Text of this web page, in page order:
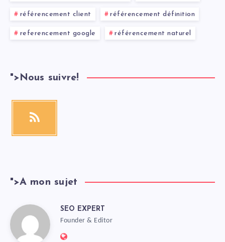
référencement client référencement définition
referencement google référencement naturel
">Nous suivre!
">A mon sujet
SEO EXPERT
Founder & Editor